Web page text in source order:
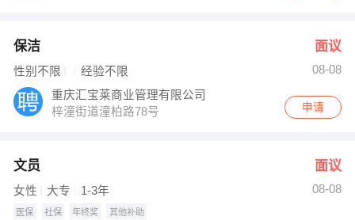
保洁 面议
性别不限 经验不限
08-08
重庆汇宝莱商业管理有限公司
梓潼街道潼柏路78号
申请
文员 面议
女性 大专 1-3年 08-08
医保 社保 年终奖 其他补助